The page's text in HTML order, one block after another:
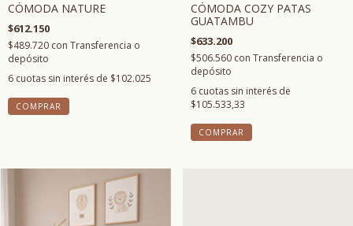
CÓMODA NATURE
$612.150
$489.720 con Transferencia o
depósito
6 cuotas sin interés de $102.025
COMPRAR
CÓMODA COZY PATAS
GUATAMBU
$633.200
$506.560 con Transferencia o
depósito
6 cuotas sin interés de
$105.533,33
COMPRAR